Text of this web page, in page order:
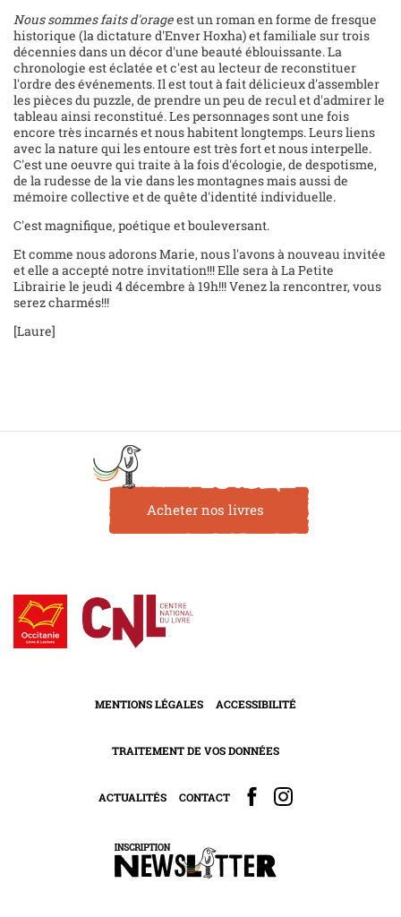
Nous sommes faits d'orageest un roman en forme de fresque
historique (la dictature d'Enver Hoxha) et familiale sur trois
décennies dans un décor d'une beauté éblouissante. La
chronologie est éclatée et c'est au lecteur de reconstituer
l'ordre des événements. Il est tout à fait délicieux d'assembler
les pièces du puzzle, de prendre un peu de recul et d'admirer le
tableau ainsi reconstitué. Les personnages sont une fois
encore très incarnés et nous habitent longtemps. Leurs liens
avec la nature qui les entoure est très fort et nous interpelle.
C'est une oeuvre qui traite à la fois d'écologie, de despotisme,
de la rudesse de la vie dans les montagnes mais aussi de
mémoire collective et de quête d'identité individuelle.
C'est magnifique, poétique et bouleversant.
Et comme nous adorons Marie, nous l'avons à nouveau invitée
et elle a accepté notre invitation!!! Elle sera à La Petite
Librairie le jeudi 4 décembre à 19h!!! Venez la rencontrer, vous
serez charmés!!!
[Laure]
Acheter nos livres
MENTIONS LÉGALES ACCESSIBILITÉ
TRAITEMENT DE VOS DONNÉES
ACTUALITÉS CONTACT